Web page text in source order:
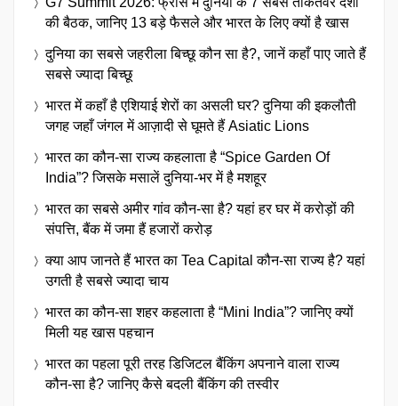
की बैठक, जानिए 13 बड़े फैसले और भारत के लिए क्यों है खास
दुनिया का सबसे जहरीला बिच्छू कौन सा है?, जानें कहाँ पाए जाते हैं
सबसे ज्यादा बिच्छू
भारत में कहाँ है एशियाई शेरों का असली घर? दुनिया की इकलौती
जगह जहाँ जंगल में आज़ादी से घूमते हैं Asiatic Lions
भारत का कौन-सा राज्य कहलाता है “Spice Garden Of
India”? जिसके मसालें दुनिया-भर में है मशहूर
भारत का सबसे अमीर गांव कौन-सा है? यहां हर घर में करोड़ों की
संपत्ति, बैंक में जमा हैं हजारों करोड़
क्या आप जानते हैं भारत का Tea Capital कौन-सा राज्य है? यहां
उगती है सबसे ज्यादा चाय
भारत का कौन-सा शहर कहलाता है “Mini India”? जानिए क्यों
मिली यह खास पहचान
भारत का पहला पूरी तरह डिजिटल बैंकिंग अपनाने वाला राज्य
कौन-सा है? जानिए कैसे बदली बैंकिंग की तस्वीर